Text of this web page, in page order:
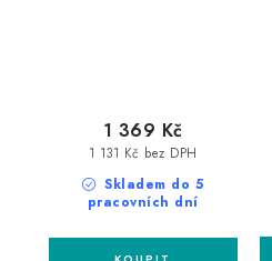
Skladem do 5
pracovních dní
1 131 Kč bez DPH
1 369 Kč